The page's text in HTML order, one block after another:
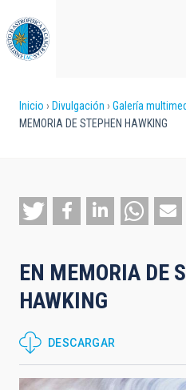
al
contenido
principal
Sobrescribir
ayuda
a
navegación
Inicio Divulgación Galería
MEMORIA DE STEPHEN HAWKING
EN MEMORIA DE
HAWKING
DESCARGAR